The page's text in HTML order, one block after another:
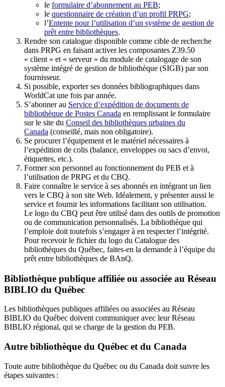
le formulaire d’abonnement au PEB;
le questionnaire de création d’un profil PRPG;
l’Entente pour l’utilisation d’un système de gestion de
prêt entre bibliothèques.
Rendre son catalogue disponible comme cible de recherche
dans PRPG en faisant activer les composantes Z39.50
« client » et « serveur » du module de catalogage de son
système intégré de gestion de bibliothèque (SIGB) par son
fournisseur.
Si possible, exporter ses données bibliographiques dans
WorldCat une fois par année.
S’abonner au Service d’expédition de documents de
bibliothèque de Postes Canada en remplissant le formulaire
sur le site du Conseil des bibliothèques urbaines du
Canada (conseillé, mais non obligatoire).
Se procurer l’équipement et le matériel nécessaires à
l’expédition de colis (balance, enveloppes ou sacs d’envoi,
étiquettes, etc.).
Former son personnel au fonctionnement du PEB et à
l’utilisation de PRPG et du CBQ.
Faire connaître le service à ses abonnés en intégrant un lien
vers le CBQ à son site Web. Idéalement, y présenter aussi le
service et fournir les informations facilitant son utilisation.
Le logo du CBQ peut être utilisé dans des outils de promotion
ou de communication personnalisés. La bibliothèque qui
l’emploie doit toutefois s’engager à en respecter l’intégrité.
Pour recevoir le fichier du logo du Catalogue des
bibliothèques du Québec, faites-en la demande à l’équipe du
prêt entre bibliothèques de BAnQ.
Bibliothèque publique affiliée ou associée au Réseau
BIBLIO du Québec
Les bibliothèques publiques affiliées ou associées au Réseau
BIBLIO du Québec doivent communiquer avec leur Réseau
BIBLIO régional, qui se charge de la gestion du PEB.
Autre bibliothèque du Québec et du Canada
Toute autre bibliothèque du Québec ou du Canada doit suivre les
étapes suivantes :